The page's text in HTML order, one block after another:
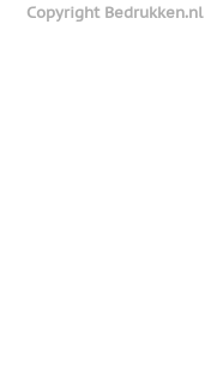
Copyright Bedrukken.nl